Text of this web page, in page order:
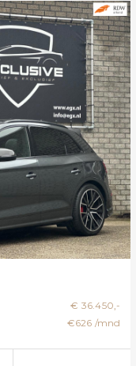
€ 36.450,-
€626 /mnd